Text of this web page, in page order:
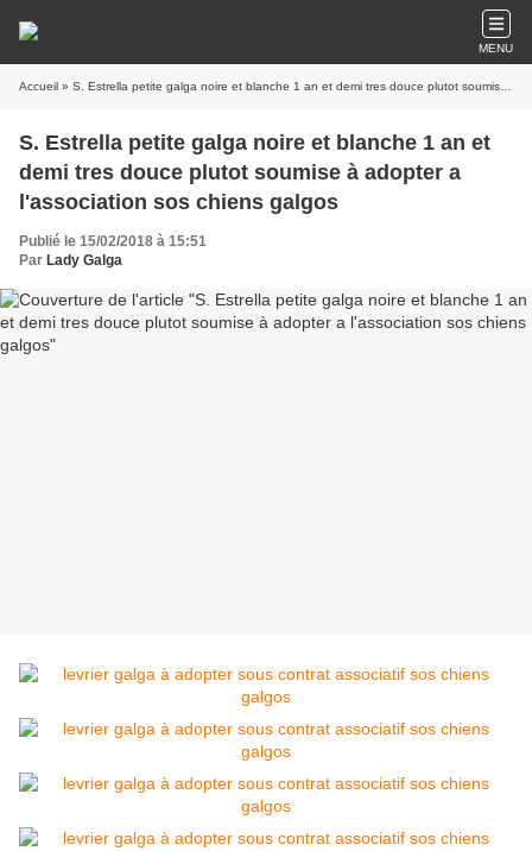
MENU
Accueil » S. Estrella petite galga noire et blanche 1 an et demi tres douce plutot soumise à adopter a l'association sos chiens galgos
S. Estrella petite galga noire et blanche 1 an et
demi tres douce plutot soumise à adopter a
l'association sos chiens galgos
Publié le 15/02/2018 à 15:51
Par Lady Galga